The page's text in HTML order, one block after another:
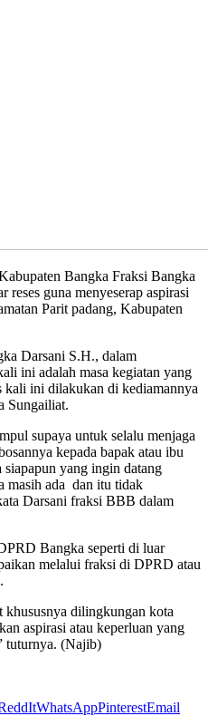
Bangka Fraksi Bangka
guna menyeserap aspirasi
Parit padang, Kabupaten
Darsani S.H., dalam
ini adalah masa kegiatan yang
kali ini dilakukan di kediamannya
Sungailiat.
supaya untuk selalu menjaga
kepada bapak atau ibu
siapapun yang ingin datang
masih ada dan itu tidak
Darsani fraksi BBB dalam
Bangka seperti di luar
melalui fraksi di DPRD atau
khususnya dilingkungan kota
aspirasi atau keperluan yang
tuturnya. (Najib)
WhatsAppPinterestEmail